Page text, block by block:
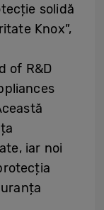
solidă
Knox”,
of R&D
iar noi